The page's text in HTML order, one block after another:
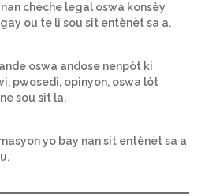
chèche legal oswa konsèy
ou te li sou sit entènèt sa a.
oswa andose nenpòt ki
pwosedi, opinyon, oswa lòt
sou sit la.
yo bay nan sit entènèt sa a